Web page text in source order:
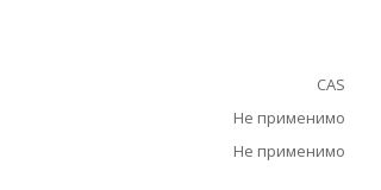
CAS
Не применимо
Не применимо